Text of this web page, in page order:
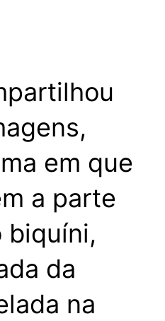
em que
a parte
biquíni,
da
na